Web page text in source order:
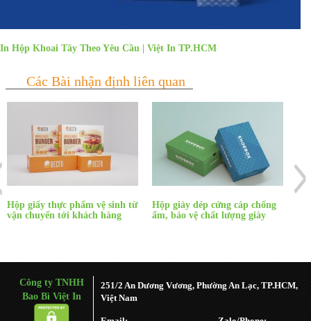
In Hộp Khoai Tây Theo Yêu Cầu | Việt In TP.HCM
Hộp giấy thực phẩm vệ sinh từ
vận chuyển tới khách hàng
Hộp giày dép cứng cáp chống
ẩm, bảo vệ chất lượng giày
Công ty TNHH
Bao Bì Việt In
251/2 An Dương Vương, Phường An Lạc, TP.HCM,
Việt Nam